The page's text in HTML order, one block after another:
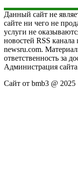
Данный сайт не
сайте ни чего не
услуги не
новостей RSS канала
newsru.com.
ответственность за
Администрация сайта
Сайт от bmb3 @ 2025